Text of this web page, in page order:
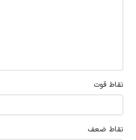
نقاط قوت
نقاط ضعف